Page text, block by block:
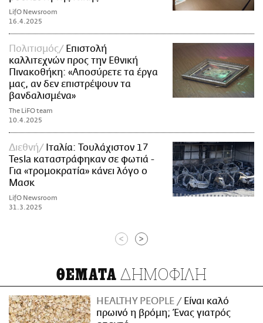
LifO Newsroom
16.4.2025
Πολιτισμός
Επιστολή
καλλιτεχνών προς την Εθνική
Πινακοθήκη: «Αποσύρετε τα έργα
μας, αν δεν επιστρέψουν τα
βανδαλισμένα»
The LiFO team
10.4.2025
Διεθνή
Ιταλία: Τουλάχιστον 17
Tesla καταστράφηκαν σε φωτιά -
Για «τρομοκρατία» κάνει λόγο ο
Μασκ
LifO Newsroom
31.3.2025
< >
ΘΕΜΑΤΑ ΔΗΜΟΦΙΛΗ
HEALTHY PEOPLE
Είναι καλό
πρωινό η βρόμη; Ένας γιατρός